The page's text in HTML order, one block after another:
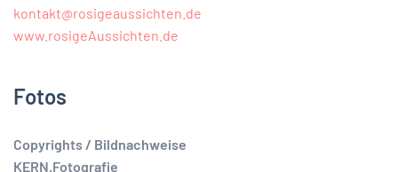
kontakt@rosigeaussichten.de
www.rosigeAussichten.de
Fotos
Copyrights / Bildnachweise
KERN.Fotografie